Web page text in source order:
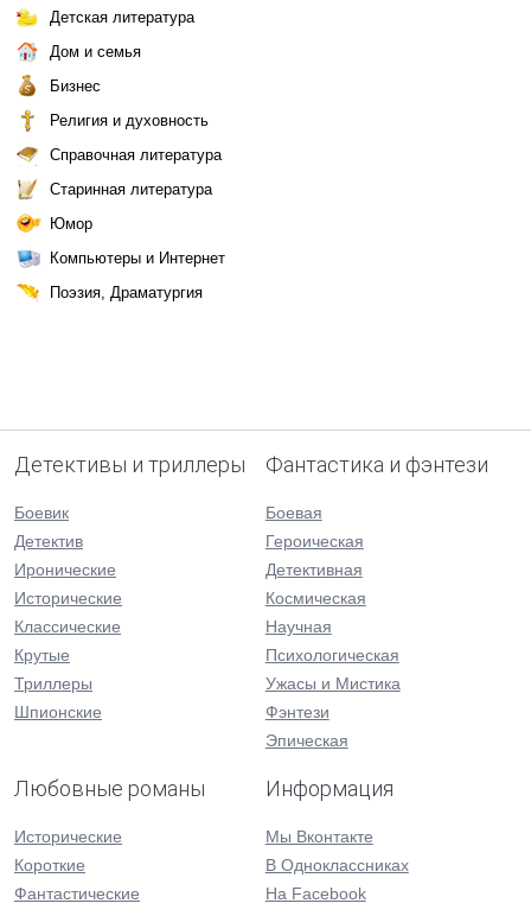
Детская литература
Дом и семья
Бизнес
Религия и духовность
Справочная литература
Старинная литература
Юмор
Компьютеры и Интернет
Поэзия, Драматургия
Детективы и триллеры
Боевик
Детектив
Иронические
Исторические
Классические
Крутые
Триллеры
Шпионские
Фантастика и фэнтези
Боевая
Героическая
Детективная
Космическая
Научная
Психологическая
Ужасы и Мистика
Фэнтези
Эпическая
Любовные романы
Исторические
Короткие
Фантастические
Информация
Мы Вконтакте
В Одноклассниках
На Facebook